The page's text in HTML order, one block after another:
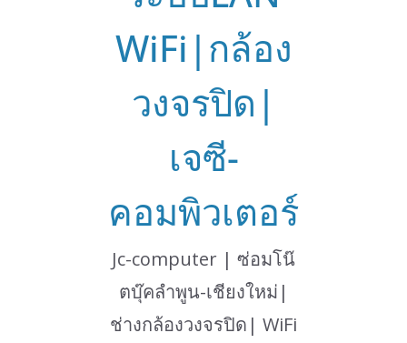
WiFi|กล้อง
วงจรปิด|
เจซี-
คอมพิวเตอร์
Jc-computer | ซ่อมโน๊
ตบุ๊คลำพูน-เชียงใหม่|
ช่างกล้องวงจรปิด| WiFi